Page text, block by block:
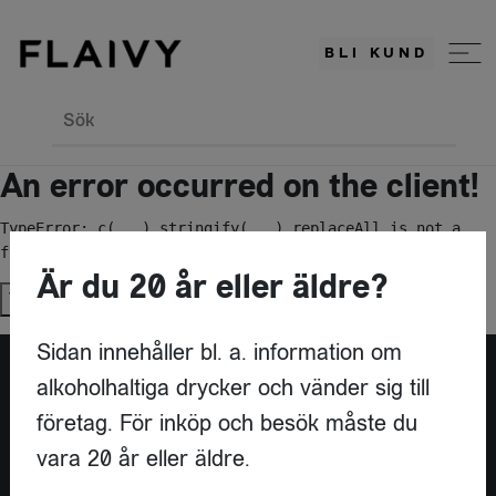
BLI KUND
Sök
An error occurred on the client!
TypeError: c(...).stringify(...).replaceAll is not a
function
Try again
Är du leverantör?
Är du 20 år eller äldre?
Sidan innehåller bl. a. information om
alkoholhaltiga drycker och vänder sig till
företag. För inköp och besök måste du
vara 20 år eller äldre.